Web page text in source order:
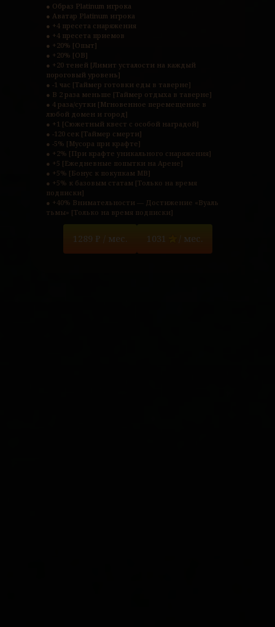
● Образ Platinum игрока
● Аватар Platinum игрока
● +4 пресета снаряжения
● +4 пресета приемов
● +20% [Опыт]
● +20% [ОВ]
● +20 теней [Лимит усталости на каждый
пороговый уровень]
● -1 час [Таймер готовки еды в таверне]
● В 2 раза меньше [Таймер отдыха в таверне]
● 4 раза/сутки [Мгновенное перемещение в
любой домен и город]
● +1 [Сюжетный квест с особой наградой]
● -120 сек [Таймер смерти]
● -5% [Мусора при крафте]
● +2% [При крафте уникального снаряжения]
● +5 [Ежедневные попытки на Арене]
● +5% [Бонус к покупкам МВ]
● +5% к базовым статам [Только на время
подписки]
● +40% Внимательности — Достижение «Вуаль
тьмы» [Только на время подписки]
1289 ₽ / мес. 1031 / мес.